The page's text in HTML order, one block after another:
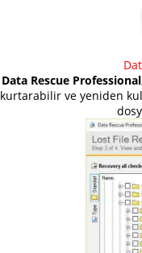
Data Rescue
kurtarabilir ve yeniden